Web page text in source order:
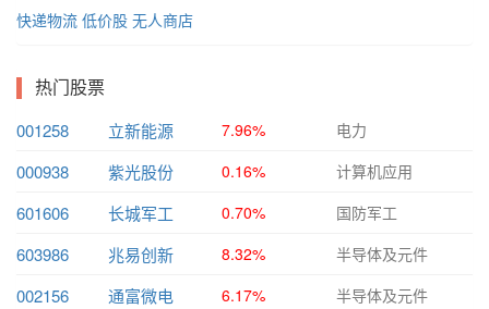
快递物流 低价股 无人商店
热门股票
001258 立新能源 7.96% 电力
000938 紫光股份 0.16% 计算机应用
601606 长城军工 0.70% 国防军工
603986 兆易创新 8.32% 半导体及元件
002156 通富微电 6.17% 半导体及元件